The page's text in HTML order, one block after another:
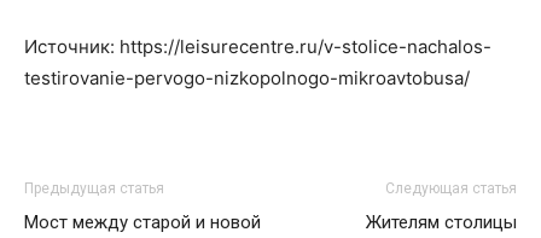
Источник: https://leisurecentre.ru/v-stolice-nachalos-
testirovanie-pervogo-nizkopolnogo-mikroavtobusa/
Предыдущая статья
Мост между старой и новой
Следующая статья
Жителям столицы